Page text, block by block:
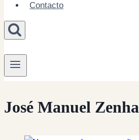
Contacto
José Manuel Zenha